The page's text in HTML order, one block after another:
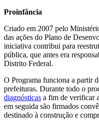
Proinfância
Criado em 2007 pelo
das ações do Plano de
iniciativa contribui para
pública, que antes era
Distrito Federal.
O Programa funciona a partir
prefeituras. Durante todo o
diagnósticas a fim de verificar
em seguida são firmados
destinado à construção e